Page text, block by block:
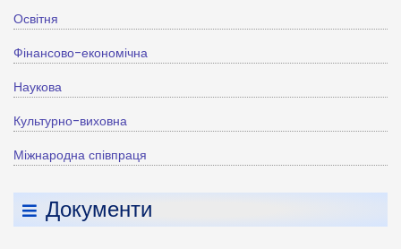
Освітня
Фінансово-економічна
Наукова
Культурно-виховна
Міжнародна співпраця
Документи